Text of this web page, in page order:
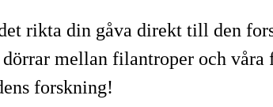
rikta din gåva direkt till den
mellan filantroper och våra
forskning!